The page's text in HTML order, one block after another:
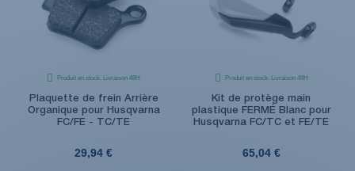
Produit en stock. Livraison 48H
Plaquette de frein Arrière
Organique pour Husqvarna
FC/FE - TC/TE
29,94 €
Produit en stock. Livraison 48H
Kit de protège main
plastique FERMÉ Blanc pour
Husqvarna FC/TC et FE/TE
65,04 €